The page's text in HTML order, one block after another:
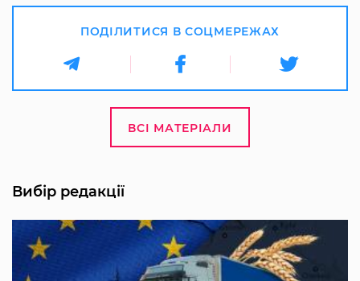
ПОДІЛИТИСЯ В СОЦМЕРЕЖАХ
ВСІ МАТЕРІАЛИ
Вибір редакції